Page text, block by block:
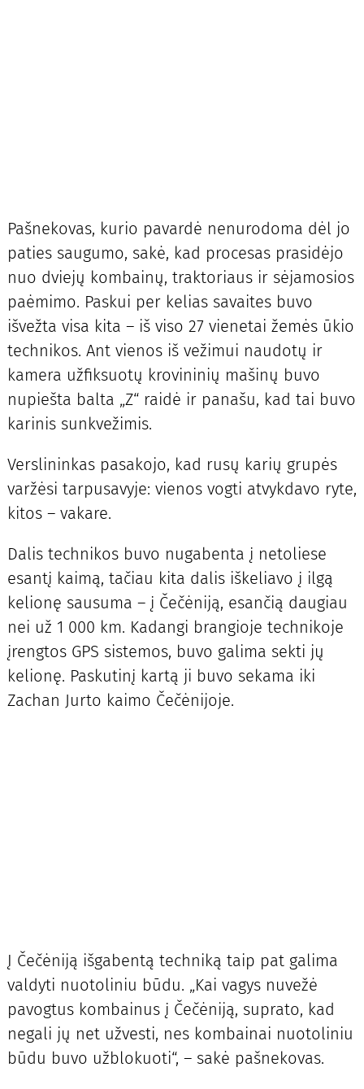
Pašnekovas, kurio pavardė nenurodoma dėl jo
paties saugumo, sakė, kad procesas prasidėjo
nuo dviejų kombainų, traktoriaus ir sėjamosios
paėmimo. Paskui per kelias savaites buvo
išvežta visa kita – iš viso 27 vienetai žemės ūkio
technikos. Ant vienos iš vežimui naudotų ir
kamera užfiksuotų krovininių mašinų buvo
nupiešta balta „Z“ raidė ir panašu, kad tai buvo
karinis sunkvežimis.
Verslininkas pasakojo, kad rusų karių grupės
varžėsi tarpusavyje: vienos vogti atvykdavo ryte,
kitos – vakare.
Dalis technikos buvo nugabenta į netoliese
esantį kaimą, tačiau kita dalis iškeliavo į ilgą
kelionę sausuma – į Čečėniją, esančią daugiau
nei už 1 000 km. Kadangi brangioje technikoje
įrengtos GPS sistemos, buvo galima sekti jų
kelionę. Paskutinį kartą ji buvo sekama iki
Zachan Jurto kaimo Čečėnijoje.
Į Čečėniją išgabentą techniką taip pat galima
valdyti nuotoliniu būdu. „Kai vagys nuvežė
pavogtus kombainus į Čečėniją, suprato, kad
negali jų net užvesti, nes kombainai nuotoliniu
būdu buvo užblokuoti“, – sakė pašnekovas.